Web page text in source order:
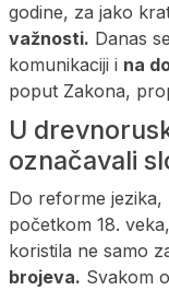
godine, za jako
važnosti. Danas
komunikaciji i na
poput Zakona,
U
označavali
Do reforme
početkom 18.
koristila ne samo
brojeva. Svakom